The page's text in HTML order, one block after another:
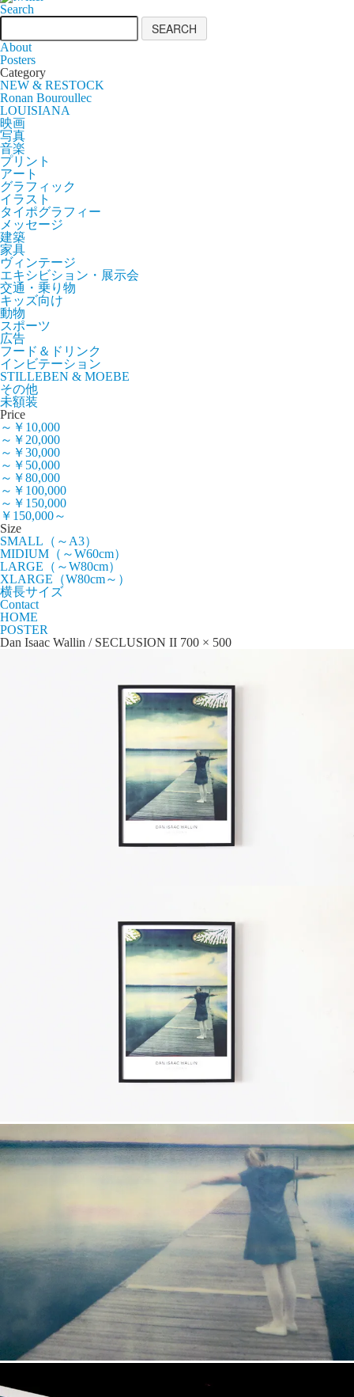
Search
About
Posters
Category
NEW & RESTOCK
Ronan Bouroullec
LOUISIANA
映画
写真
音楽
プリント
アート
グラフィック
イラスト
タイポグラフィー
メッセージ
建築
家具
ヴィンテージ
エキシビション・展示会
交通・乗り物
キッズ向け
動物
スポーツ
広告
フード＆ドリンク
インビテーション
STILLEBEN & MOEBE
その他
未額装
Price
～￥10,000
～￥20,000
～￥30,000
～￥50,000
～￥80,000
～￥100,000
～￥150,000
￥150,000～
Size
SMALL（～A3）
MIDIUM（～W60cm）
LARGE（～W80cm）
XLARGE（W80cm～）
横長サイズ
Contact
HOME
POSTER
Dan Isaac Wallin / SECLUSION II 700 × 500